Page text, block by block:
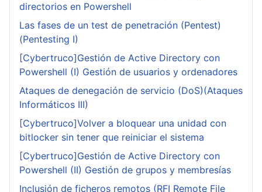
directorios en Powershell
Las fases de un test de penetración (Pentest)
(Pentesting I)
[Cybertruco]Gestión de Active Directory con
Powershell (I) Gestión de usuarios y ordenadores
Ataques de denegación de servicio (DoS)(Ataques
Informáticos III)
[Cybertruco]Volver a bloquear una unidad con
bitlocker sin tener que reiniciar el sistema
[Cybertruco]Gestión de Active Directory con
Powershell (II) Gestión de grupos y membresías
Inclusión de ficheros remotos (RFI Remote File